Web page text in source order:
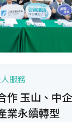
服務
署攜手
業永續轉型